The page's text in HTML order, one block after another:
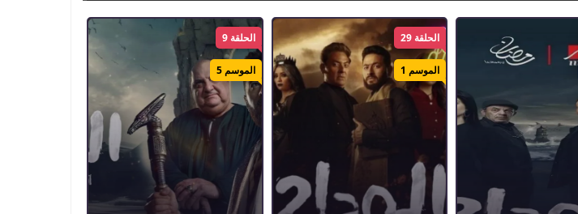
الحلقة 29
الموسم 1
الحلقة 9
الموسم 5